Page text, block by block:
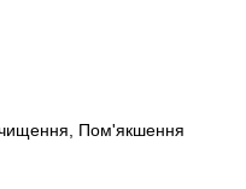
Пом'якшення